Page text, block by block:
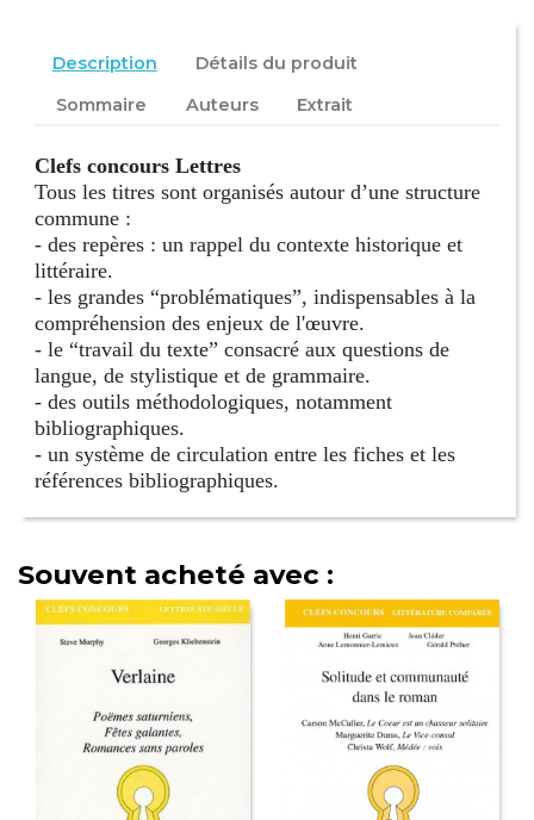
Description
Détails du produit
Sommaire
Auteurs Extrait
Clefs concours Lettres
Tous les titres sont organisés autour d’une structure
commune :
- des repères : un rappel du contexte historique et
littéraire.
- les grandes “problématiques”, indispensables à la
compréhension des enjeux de l'œuvre.
- le “travail du texte” consacré aux questions de
langue, de stylistique et de grammaire.
- des outils méthodologiques, notamment
bibliographiques.
- un système de circulation entre les fiches et les
références bibliographiques.
Souvent acheté avec :